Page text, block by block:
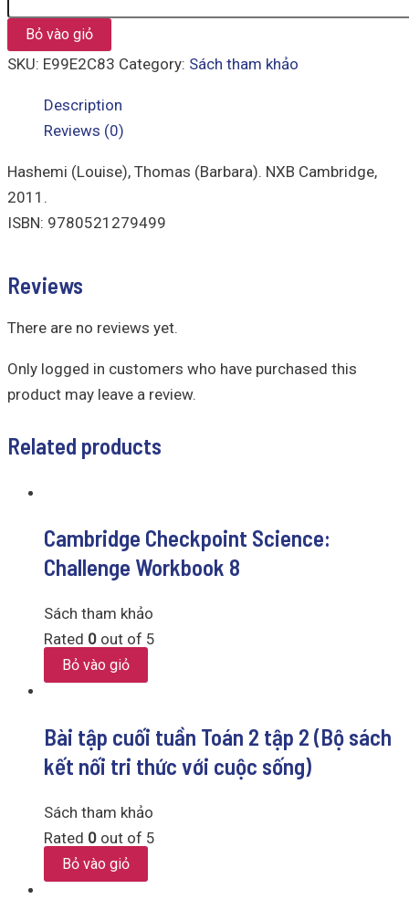
Bỏ vào giỏ
SKU: E99E2C83 Category: Sách tham khảo
Description
Reviews (0)
Hashemi (Louise), Thomas (Barbara). NXB Cambridge,
2011.
ISBN: 9780521279499
Reviews
There are no reviews yet.
Only logged in customers who have purchased this
product may leave a review.
Related products
Cambridge Checkpoint Science:
Challenge Workbook 8
Sách tham khảo
Rated 0 out of 5
Bỏ vào giỏ
Bài tập cuối tuần Toán 2 tập 2 (Bộ sách
kết nối tri thức với cuộc sống)
Sách tham khảo
Rated 0 out of 5
Bỏ vào giỏ